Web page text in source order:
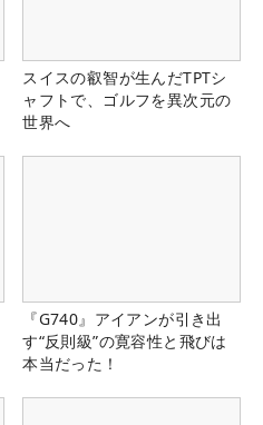
スイスの叡智が生んだTPTシ
ャフトで、ゴルフを異次元の
世界へ
『G740』アイアンが引き出
す“反則級”の寛容性と飛びは
本当だった！